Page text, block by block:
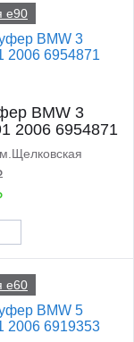
e90
BMW 3
2006 6954871
e60